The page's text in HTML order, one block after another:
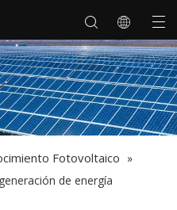
Fotovoltaico »
de energía